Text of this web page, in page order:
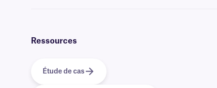
Ressources
Étude de cas